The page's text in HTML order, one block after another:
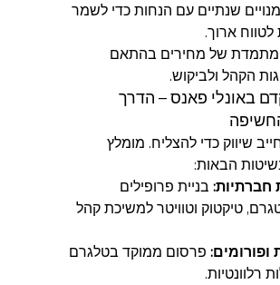
שנתיים עם הנחות כדי לשמר
לטווח ארוך.
מתמדת של מחירים בהתאם
הקהל ולביקוש.
באונלי פאנס – הדרך
שיווק כדי להצליח. מומלץ
הבאות:
חברתיות: בניית פרופילים
טיקטוק וטוויטר למשיכת קהל
ופורומים: פרסום ממוקד בטלגרם
רלוונטיות.